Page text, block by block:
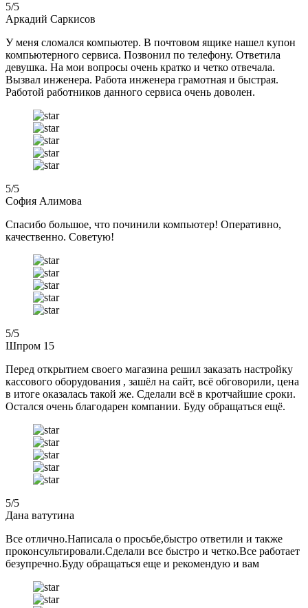
5/5
Аркадий Саркисов
У меня сломался компьютер. В почтовом ящике нашел купон
компьютерного сервиса. Позвонил по телефону. Ответила
девушка. На мои вопросы очень кратко и четко отвечала.
Вызвал инженера. Работа инженера грамотная и быстрая.
Работой работников данного сервиса очень доволен.
5/5
София Алимова
Спасибо большое, что починили компьютер! Оперативно,
качественно. Советую!
5/5
Шпром 15
Перед открытием своего магазина решил заказать настройку
кассового оборудования , зашёл на сайт, всё обговорили, цена
в итоге оказалась такой же. Сделали всё в кротчайшие сроки.
Остался очень благодарен компании. Буду обращаться ещё.
5/5
Дана ватутина
Все отлично.Написала о просьбе,быстро ответили и также
проконсультировали.Сделали все быстро и четко.Все работает
безупречно.Буду обращаться еще и рекомендую и вам